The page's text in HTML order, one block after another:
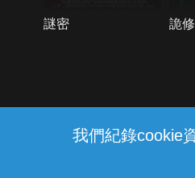
我們紀錄cookie
謎密 詭